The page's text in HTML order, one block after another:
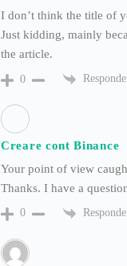
I don’t think the title of
Just kidding, mainly
the article.
0
Creare cont Binance
Your point of view
Thanks. I have a
0